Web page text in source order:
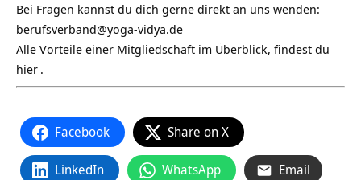
Bei Fragen kannst du dich gerne direkt an uns wenden:
berufsverband@yoga-vidya.de
Alle Vorteile einer Mitgliedschaft im Überblick, findest du
hier .
Facebook Share on X
LinkedIn WhatsApp Email